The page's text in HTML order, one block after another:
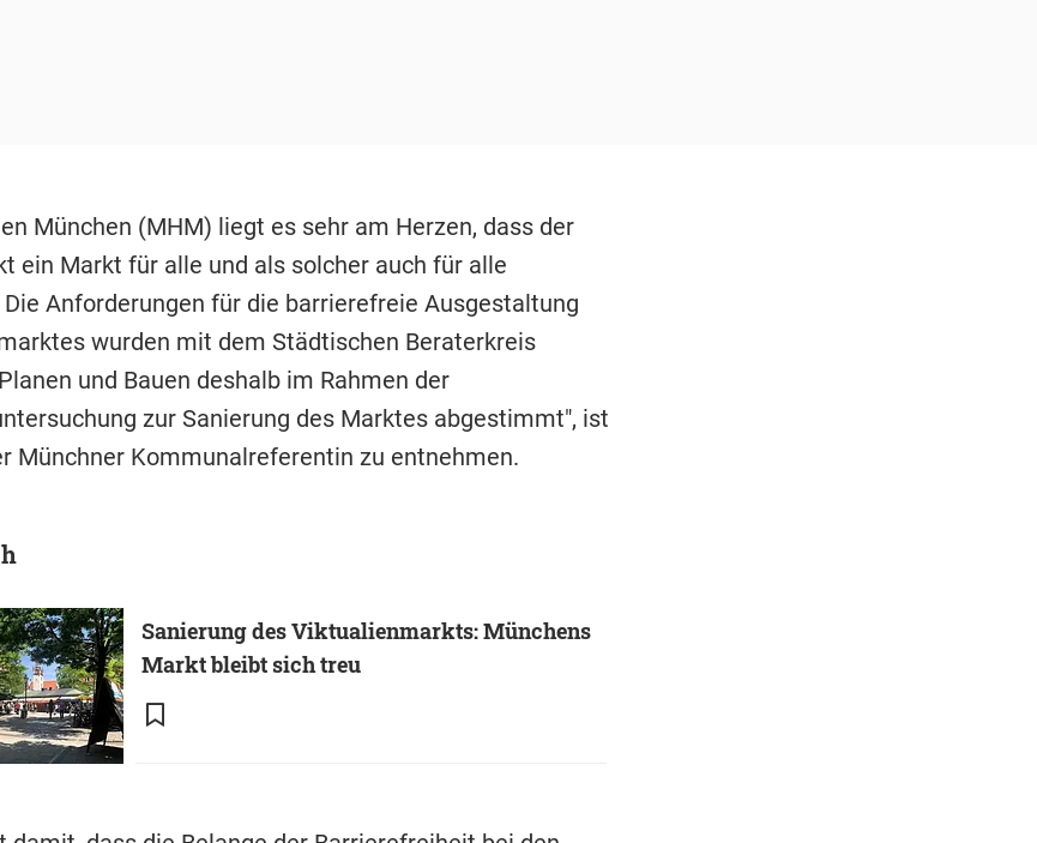
München (MHM) liegt es sehr am Herzen, dass der
ein Markt für alle und als solcher auch für alle
Anforderungen für die barrierefreie Ausgestaltung
wurden mit dem Städtischen Beraterkreis
und Bauen deshalb im Rahmen der
zur Sanierung des Marktes abgestimmt", ist
Münchner Kommunalreferentin zu entnehmen.
Sanierung des Viktualienmarkts: Münchens
Markt bleibt sich treu